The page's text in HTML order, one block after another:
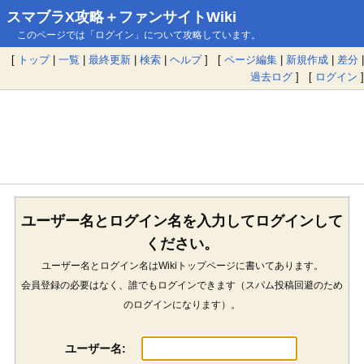
スマブラX攻略＋ファンサイトWiki
このページでは「ログイン」について攻略しています。
[ トップ| 一覧 | 最終更新 | 検索 | ヘルプ] [ ページ編集 | 新規作成 | 差分 |
過去ログ ] [ ログイン ]
ユーザー名とログイン名を入力してログインして
ください。
ユーザー名とログイン名はWikiトップページに書いてあります。
会員登録の必要はなく、誰でもログインできます（スパム投稿回避のため
のログインになります）。
ユーザー名: